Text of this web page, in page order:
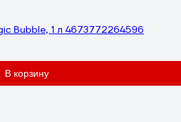
Bubble, 1 л 4673772264596
В корзину